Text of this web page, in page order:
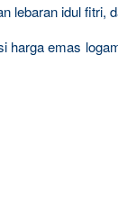
lebaran idul fitri,
harga emas